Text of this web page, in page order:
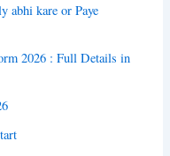
abhi kare or Paye
2026 : Full Details in